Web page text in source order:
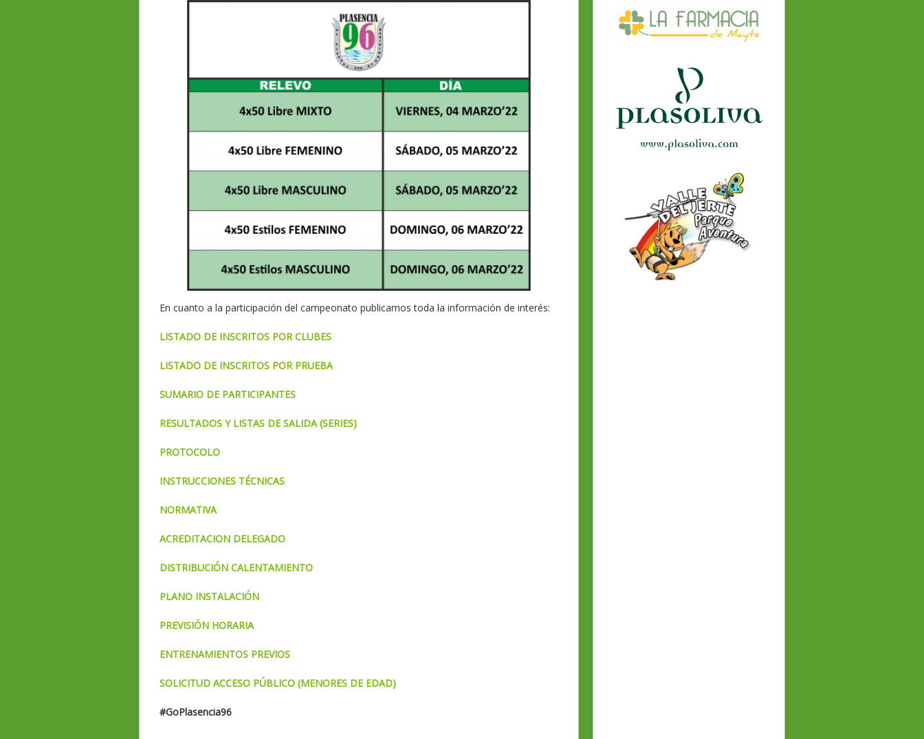
En cuanto a la participación del campeonato publicamos toda la información de interés:
LISTADO DE INSCRITOS POR CLUBES
LISTADO DE INSCRITOS POR PRUEBA
SUMARIO DE PARTICIPANTES
RESULTADOS Y LISTAS DE SALIDA (SERIES)
PROTOCOLO
INSTRUCCIONES TÉCNICAS
NORMATIVA
ACREDITACION DELEGADO
DISTRIBUCIÓN CALENTAMIENTO
PLANO INSTALACIÓN
PREVISIÓN HORARIA
ENTRENAMIENTOS PREVIOS
SOLICITUD ACCESO PÚBLICO (MENORES DE EDAD)
#GoPlasencia96